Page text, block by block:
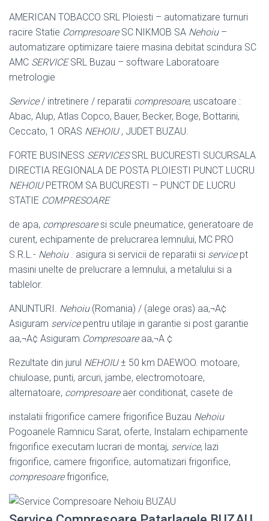
AMERICAN TOBACCO SRL Ploiesti – automatizare turnuri
racire Statie CompresoareSC NIKMOB SA Nehoiu–
automatizare optimizare taiere masina debitat scindura SC
AMC SERVICESRL Buzau – software Laboratoare
metrologie
Service/ intretinere / reparatii compresoare, uscatoare :
Abac, Alup, Atlas Copco, Bauer, Becker, Boge, Bottarini,
Ceccato, 1 ORAS NEHOIU, JUDET BUZAU.
FORTE BUSINESS SERVICESSRL BUCURESTI SUCURSALA
DIRECTIA REGIONALA DE POSTA PLOIESTI PUNCT LUCRU
NEHOIUPETROM SA BUCURESTI – PUNCT DE LUCRU
STATIE COMPRESOARE
de apa, compresoaresi scule pneumatice, generatoare de
curent, echipamente de prelucrarea lemnului, MC PRO
S.R.L.- Nehoiu. asigura si servicii de reparatii si servicept
masini unelte de prelucrare a lemnului, a metalului si a
tablelor.
ANUNTURI. Nehoiu(Romania) / (alege oras) aa‚¬A¢
Asiguram servicepentru utilaje in garantie si post garantie
aa‚¬A¢ Asiguram Compresoareaa‚¬A ¢
Rezultate din jurul NEHOIU± 50 km DAEWOO. motoare,
chiuloase, punti, arcuri, jambe, electromotoare,
alternatoare, compresoareaer conditionat, casete de
instalatii frigorifice camere frigorifice Buzau Nehoiu
Pogoanele Ramnicu Sarat, oferte, Instalam echipamente
frigorifice executam lucrari de montaj, service, lazi
frigorifice, camere frigorifice, automatizari frigorifice,
compresoarefrigorifice,